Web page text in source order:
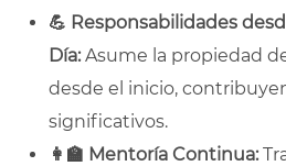
💪 Responsabilidades
Día:Asume la propiedad
desde el inicio,
significativos.
👩 Mentoría Continua: